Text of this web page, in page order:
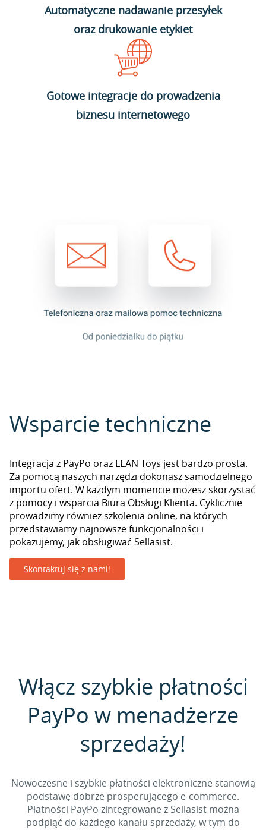
Automatyczne nadawanie przesyłek
oraz drukowanie etykiet
Gotowe integracje do prowadzenia
biznesu internetowego
Wsparcie techniczne
Integracja z PayPo oraz LEAN Toys jest bardzo prosta.
Za pomocą naszych narzędzi dokonasz samodzielnego
importu ofert. W każdym momencie możesz skorzystać
z pomocy i wsparcia Biura Obsługi Klienta. Cyklicznie
prowadzimy również szkolenia online, na których
przedstawiamy najnowsze funkcjonalności i
pokazujemy, jak obsługiwać Sellasist.
Skontaktuj się z nami!
Włącz szybkie płatności
PayPo w menadżerze
sprzedaży!
Nowoczesne i szybkie płatności elektroniczne stanowią
podstawę dobrze prosperującego e-commerce.
Płatności PayPo zintegrowane z Sellasist można
podpiąć do każdego kanału sprzedaży, w tym do